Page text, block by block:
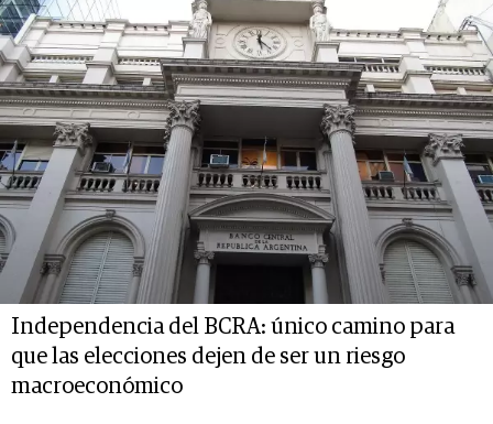
Independencia del BCRA: único camino para
que las elecciones dejen de ser un riesgo
macroeconómico